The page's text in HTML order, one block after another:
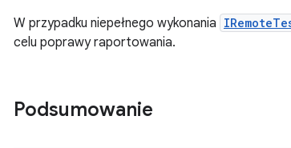
W przypadku niepełnego wykonania
celu poprawy raportowania.
Podsumowanie